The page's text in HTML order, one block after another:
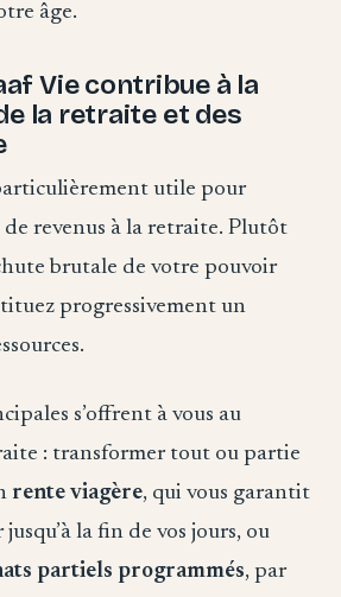
âge.
Vie contribue à la
la retraite et des
utile pour
revenus à la retraite. Plutôt
brutale de votre pouvoir
progressivement un
s’offrent à vous au
: transformer tout ou partie
rente viagère, qui vous garantit
la fin de vos jours, ou
partiels programmés, par